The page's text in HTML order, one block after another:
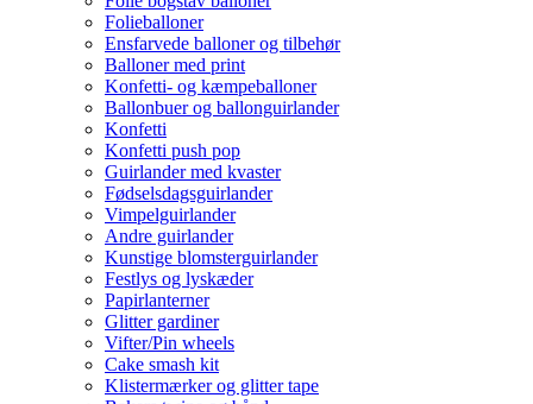
Folieballoner
Ensfarvede balloner og tilbehør
Balloner med print
Konfetti- og kæmpeballoner
Ballonbuer og ballonguirlander
Konfetti
Konfetti push pop
Guirlander med kvaster
Fødselsdagsguirlander
Vimpelguirlander
Andre guirlander
Kunstige blomsterguirlander
Festlys og lyskæder
Papirlanterner
Glitter gardiner
Vifter/Pin wheels
Cake smash kit
Klistermærker og glitter tape